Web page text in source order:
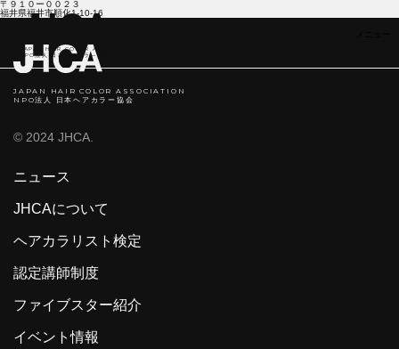
JAPAN HAIR COLOR ASSOCIATION
NPO法人 日本ヘアカラ―協会
〒９１０ー００２３
福井県福井市順化1-10-16
JAPAN HAIR COLOR ASSOCIATION
NPO法人 日本ヘアカラー協会
© 2024 JHCA.
ニュース
JHCAについて
ヘアカラリスト検定
認定講師制度
ファイブスター紹介
イベント情報